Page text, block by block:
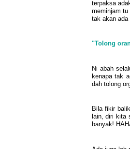
terpaksa
meminjam
tak akan ada
"Tolong
Ni abah
kenapa tak
dah tolong
Bila fikir
lain, diri kita
banyak!